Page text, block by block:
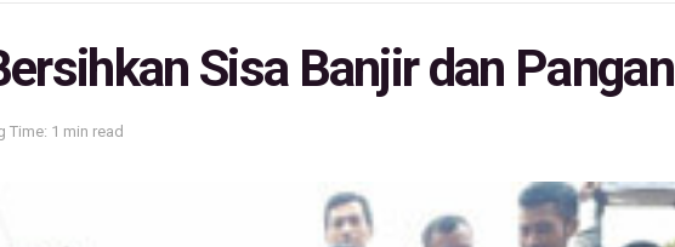
Sisa Banjir dan Pangan
Time: 1 min read